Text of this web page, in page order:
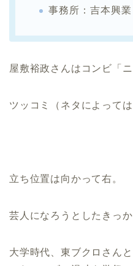
事務所：吉本興業
屋敷裕政さんはコンビ「
ツッコミ（ネタによって
立ち位置は向かって右。
芸人になろうとしたきっか
大学時代、東ブクロさん